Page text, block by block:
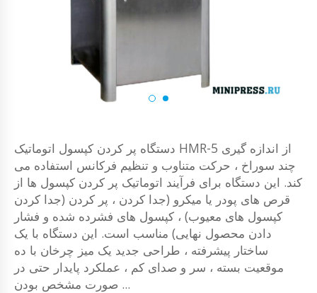
دستگاه پر کردن کپسول اتوماتیک HMR-5 از اندازه گیری
چند سوراخ ، حرکت متناوب و تنظیم فرکانس استفاده می
کند. این دستگاه برای فرآیند اتوماتیک پر کردن کپسول ها از
قرص های پودر یا میکرو (جدا کردن ، پر کردن (جدا کردن
کپسول های معیوب) ، کپسول های فشرده شده و فشار
دادن محصول نهایی) مناسب است. این دستگاه با یک
ساختار پیشرفته ، طراحی جدید یک میز چرخان با ده
موقعیت بسته ، سر و صدای کم ، عملکرد پایدار حتی در
صورت مشخص بودن ...